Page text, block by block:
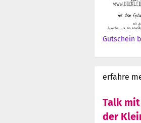
Gutschein
erfahre
Talk
der